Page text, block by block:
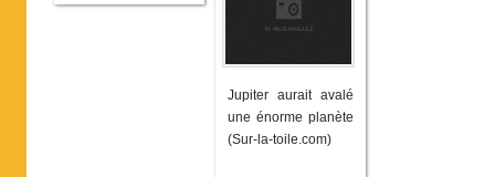
Jupiter aurait avalé
une énorme planète
(Sur-la-toile.com)